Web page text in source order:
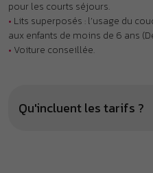
À proximité :
vous plaire !
.